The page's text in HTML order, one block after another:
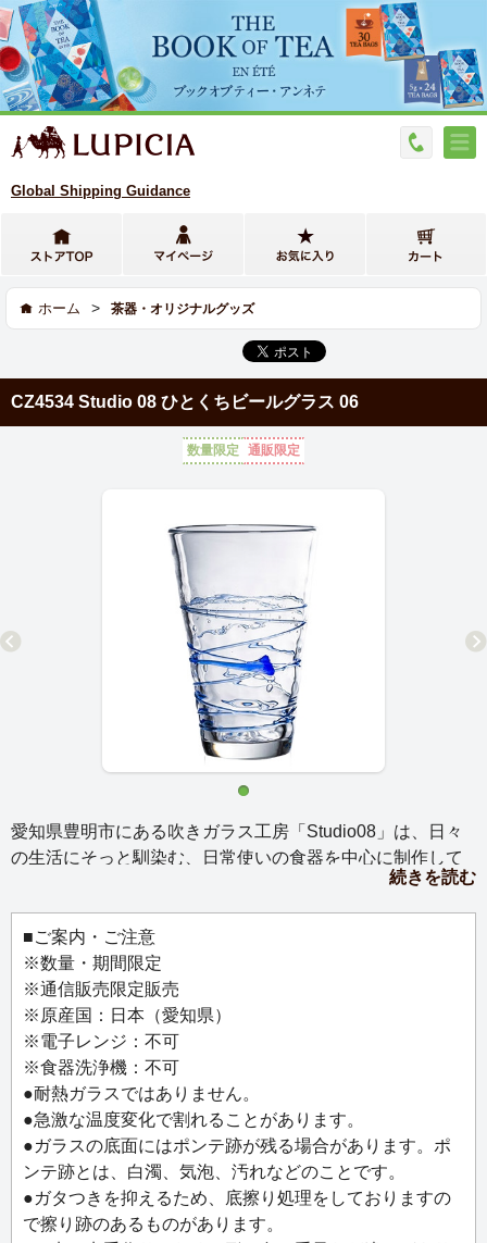
Global Shipping Guidance
ホーム > 茶器・オリジナルグッズ
CZ4534 Studio 08 ひとくちビールグラス 06
数量限定 通販限定
愛知県豊明市にある吹きガラス工房「Studio08」は、日々
の生活にそっと馴染む、日常使いの食器を中心に制作して
毎日のお茶やお酒を楽しむ時間をちょっと贅沢な気分にし
てくれる、グラスたち。
カラフルな模様が施されたグラスには、色の美しいお茶を
組み合わせて楽しむのもおすすめです。
続きを読む
■ご案内・ご注意
※数量・期間限定
※通信販売限定販売
※原産国：日本（愛知県）
※電子レンジ：不可
※食器洗浄機：不可
●耐熱ガラスではありません。
●急激な温度変化で割れることがあります。
●ガラスの底面にはポンテ跡が残る場合があります。ポ
ンテ跡とは、白濁、気泡、汚れなどのことです。
●ガタつきを抑えるため、底擦り処理をしておりますの
で擦り跡のあるものがあります。